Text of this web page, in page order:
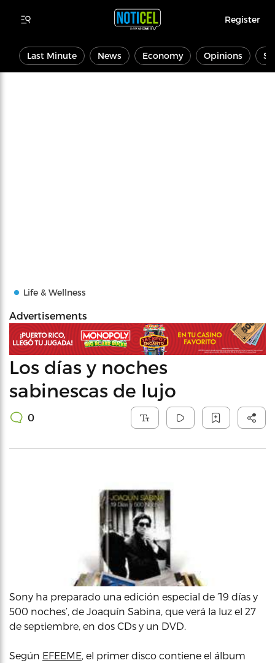
Register
Last Minute News Economy Opinions
Life & Wellness
Advertisements
Los días y noches
sabinescas de lujo
0
Sony ha preparado una edición especial de ’19 días y
500 noches’, de Joaquín Sabina, que verá la luz el 27
de septiembre, en dos CDs y un DVD.
Según EFEEME , el primer disco contiene el álbum